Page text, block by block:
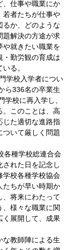
、仕事や職業にか
若者たちが仕事や
るか、どのような
題解決の方途が求
や就きたい職業を
・勤労観の育成は
る。
学校入学者につい
ら336名の卒業生
校に再入学し、
。このことは、高
じた適切な進路指
ついて厳しく問題
各種学校総連合会
れた日を記念し
学校各種学校協会
たちが早い時期か
、将来にわたって
、様々な職業に関
く展開して、成果
教師陣による生